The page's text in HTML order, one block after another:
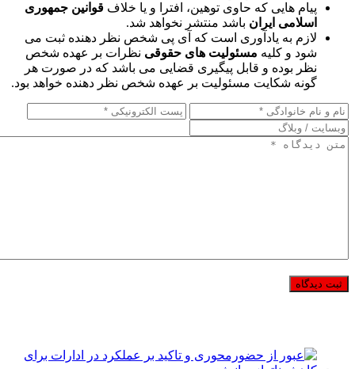
پیام هایی که حاوی توهین، افترا و یا خلاف قوانین جمهوری
اسلامی ایران باشد منتشر نخواهد شد.
لازم به یادآوری است که آی پی شخص نظر دهنده ثبت می
شود و کلیه مسئولیت های حقوقی نظرات بر عهده شخص
نظر بوده و قابل پیگیری قضایی می باشد که در صورت هر
گونه شکایت مسئولیت بر عهده شخص نظر دهنده خواهد بود.